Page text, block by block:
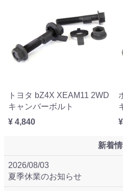
トヨタ bZ4X XEAM11 2WD
キャンバーボルト
¥ 4,840
新着
2026/08/03
夏季休業のお知らせ